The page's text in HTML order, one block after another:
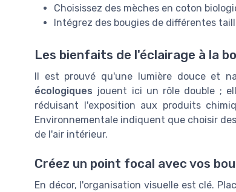
Choisissez des mèches en coton
Intégrez des bougies de différentes
Les bienfaits de l'éclairage à la
Il est prouvé qu'une lumière douce et
écologiques jouent ici un rôle double ;
réduisant l'exposition aux produits
Environnementale indiquent que choisir
de l'air intérieur.
Créez un point focal avec vos
En décor, l'organisation visuelle est clé.